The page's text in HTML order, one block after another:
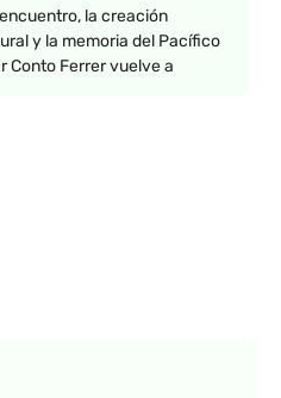
la creación
y la memoria del Pacífico
Conto Ferrer vuelve a